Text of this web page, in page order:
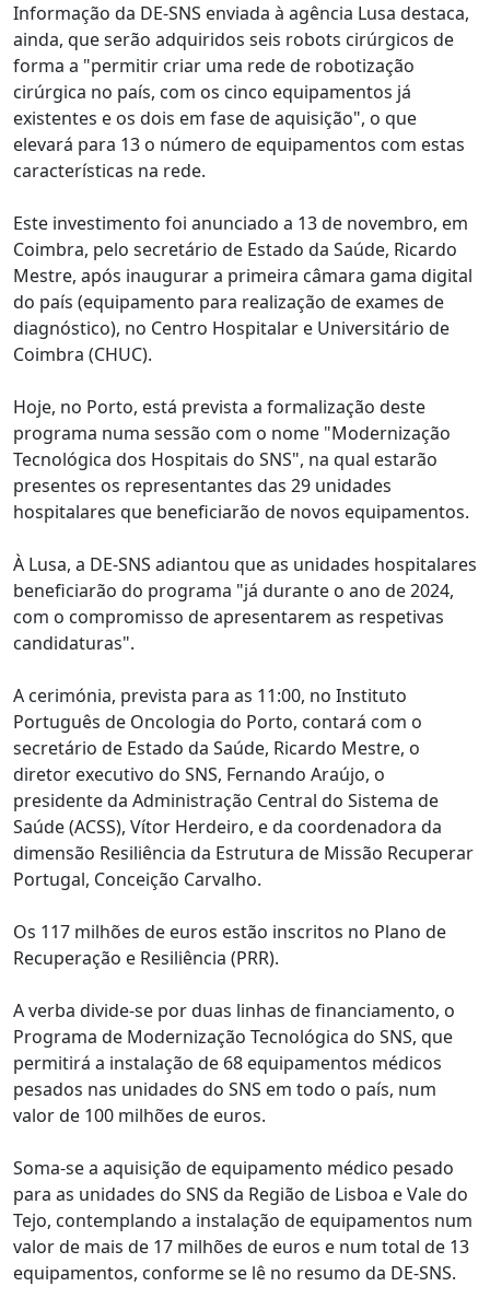
Informação da DE-SNS enviada à agência Lusa destaca,
ainda, que serão adquiridos seis robots cirúrgicos de
forma a "permitir criar uma rede de robotização
cirúrgica no país, com os cinco equipamentos já
existentes e os dois em fase de aquisição", o que
elevará para 13 o número de equipamentos com estas
características na rede.
Este investimento foi anunciado a 13 de novembro, em
Coimbra, pelo secretário de Estado da Saúde, Ricardo
Mestre, após inaugurar a primeira câmara gama digital
do país (equipamento para realização de exames de
diagnóstico), no Centro Hospitalar e Universitário de
Coimbra (CHUC).
Hoje, no Porto, está prevista a formalização deste
programa numa sessão com o nome "Modernização
Tecnológica dos Hospitais do SNS", na qual estarão
presentes os representantes das 29 unidades
hospitalares que beneficiarão de novos equipamentos.
À Lusa, a DE-SNS adiantou que as unidades hospitalares
beneficiarão do programa "já durante o ano de 2024,
com o compromisso de apresentarem as respetivas
candidaturas".
A cerimónia, prevista para as 11:00, no Instituto
Português de Oncologia do Porto, contará com o
secretário de Estado da Saúde, Ricardo Mestre, o
diretor executivo do SNS, Fernando Araújo, o
presidente da Administração Central do Sistema de
Saúde (ACSS), Vítor Herdeiro, e da coordenadora da
dimensão Resiliência da Estrutura de Missão Recuperar
Portugal, Conceição Carvalho.
Os 117 milhões de euros estão inscritos no Plano de
Recuperação e Resiliência (PRR).
A verba divide-se por duas linhas de financiamento, o
Programa de Modernização Tecnológica do SNS, que
permitirá a instalação de 68 equipamentos médicos
pesados nas unidades do SNS em todo o país, num
valor de 100 milhões de euros.
Soma-se a aquisição de equipamento médico pesado
para as unidades do SNS da Região de Lisboa e Vale do
Tejo, contemplando a instalação de equipamentos num
valor de mais de 17 milhões de euros e num total de 13
equipamentos, conforme se lê no resumo da DE-SNS.